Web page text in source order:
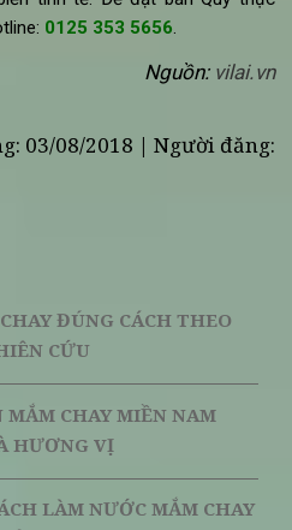
cho cà chua vào, đun nóng,
hết sốt. Sau đó cho gia vị ngũ
cà chua vào trong nồi kho,
5-10 phút.
Vị Lai luôn chàođónbạn đến
thực dưỡng trong không gian
Tại Vị Lai, không chỉ những
có thể tìm thấy những món
biến tinh tế. Để đặt bàn Quý
0125 353 5656.
Nguồn: